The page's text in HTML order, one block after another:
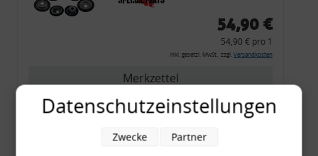
54,90 €
54,90 € pro 1
inkl. gesetzl. MwSt., zzgl. Versandkosten
Merkzettel
Zum Artikel
Datenschutzeinstellungen
Zwecke Partner